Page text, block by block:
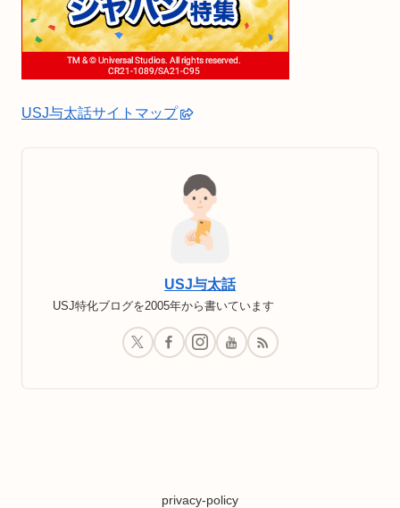
USJ与太話サイトマップ
USJ与太話
USJ特化ブログを2005年から書いています
privacy-policy